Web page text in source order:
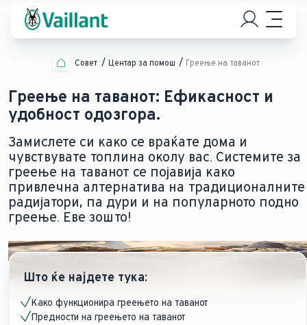
Совет Центар за помош Греење на таванот
Греење на таванот: Ефикасност и
удобност одозгора.
Замислете си како се враќате дома и
чувствувате топлина околу вас. Системите за
греење на таванот се појавија како
привлечна алтернатива на традиционалните
радијатори, па дури и на популарното подно
греење. Еве зошто!
Што ќе најдете тука:
Како функционира греењето на таванот
Предности на греењето на таванот